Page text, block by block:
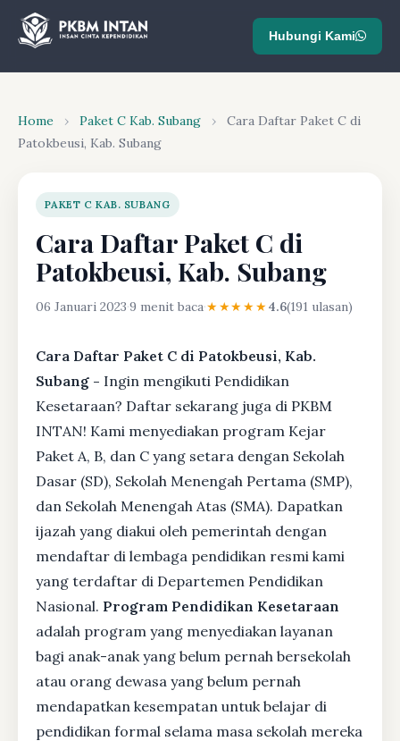
Hubungi Kami
Home › Paket C Kab. Subang ›
Cara Daftar Paket C di
Patokbeusi, Kab. Subang
PAKET C KAB. SUBANG
Cara Daftar Paket C di
Patokbeusi, Kab. Subang
06 Januari 2023·9 menit baca·★★★★★4.6(191 ulasan)
Cara Daftar Paket C di Patokbeusi, Kab.
Subang - Ingin mengikuti Pendidikan
Kesetaraan? Daftar sekarang juga di PKBM
INTAN! Kami menyediakan program Kejar
Paket A, B, dan C yang setara dengan Sekolah
Dasar (SD), Sekolah Menengah Pertama (SMP),
dan Sekolah Menengah Atas (SMA). Dapatkan
ijazah yang diakui oleh pemerintah dengan
mendaftar di lembaga pendidikan resmi kami
yang terdaftar di Departemen Pendidikan
Nasional. Program Pendidikan Kesetaraan
adalah program yang menyediakan layanan
bagi anak-anak yang belum pernah bersekolah
atau orang dewasa yang belum pernah
mendapatkan kesempatan untuk belajar di
pendidikan formal selama masa sekolah mereka